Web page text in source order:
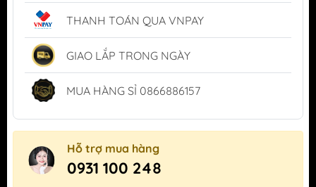
THANH TOÁN QUA VNPAY
GIAO LẮP TRONG NGÀY
MUA HÀNG SỈ 0866886157
Hỗ trợ mua hàng
0931 100 248